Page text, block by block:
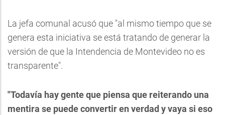
La jefa comunal acusó que "al mismo tiempo que se
genera esta iniciativa se está tratando de generar la
versión de que la Intendencia de Montevideo no es
transparente".
"Todavía hay gente que piensa que reiterando una
mentira se puede convertir en verdad y vaya si eso